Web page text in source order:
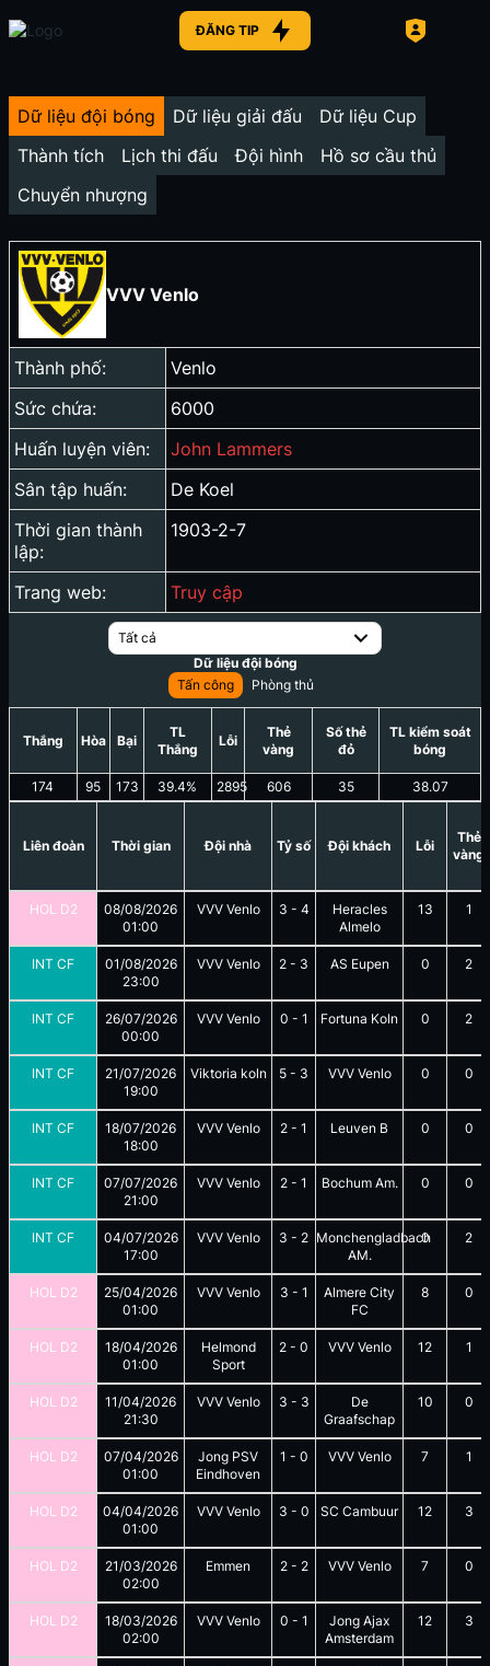
ĐĂNG TIP
Dữ liệu đội bóng Dữ liệu giải đấu
Dữ liệu Cup
Thành tích
Lịch thi đấu Đội hình
Hồ sơ cầu thủ
Chuyển nhượng
VVV Venlo
Thành phố:
Venlo
Sức chứa:
6000
Huấn luyện viên:
John Lammers
Sân tập huấn:
De Koel
Thời gian thành
lập:
1903-2-7
Trang web: Truy cập
Tất cả
Dữ liệu đội bóng
Tấn công
Phòng thủ
Thắng
174
Hòa
95
Bại
173
TL
Thắng
39.4%
Lỗi
2895
Thẻ
vàng
606
Số thẻ
đỏ
35
TL kiểm soát
bóng
38.07
Liên đoàn Thời gian Đội nhà Tỷ số Đội khách Lỗi
Thẻ
vàng
HOL D2
08/08/2026
01:00
VVV Venlo 3 - 4
Heracles
Almelo
13 1
INT CF
01/08/2026
23:00
VVV Venlo 2 - 3 AS Eupen 0 2
INT CF
26/07/2026
00:00
VVV Venlo 0 - 1 Fortuna Koln 0 2
INT CF
21/07/2026
19:00
Viktoria koln 5 - 3 VVV Venlo 0 0
INT CF
18/07/2026
18:00
VVV Venlo 2 - 1 Leuven B 0 0
INT CF
07/07/2026
21:00
VVV Venlo 2 - 1 Bochum Am. 0 0
INT CF
04/07/2026
17:00
VVV Venlo 3 - 2 Monchengladbach
AM.
0 2
HOL D2
25/04/2026
01:00
VVV Venlo 3 - 1
Almere City
FC
8 0
HOL D2
18/04/2026
01:00
Helmond
Sport
2 - 0 VVV Venlo 12 1
HOL D2
11/04/2026
21:30
VVV Venlo 3 - 3
De
Graafschap
10 0
HOL D2
07/04/2026
01:00
Jong PSV
Eindhoven
1 - 0 VVV Venlo 7 1
HOL D2
04/04/2026
01:00
VVV Venlo 3 - 0 SC Cambuur 12 3
HOL D2
21/03/2026
02:00
Emmen 2- 2 VVV Venlo 7 0
HOL D2
18/03/2026
02:00
VVV Venlo 0 - 1
Jong Ajax
Amsterdam
12 3